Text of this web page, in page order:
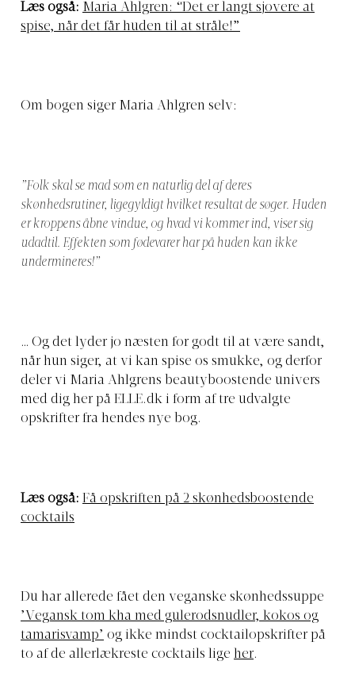
Læs også: Maria Ahlgren: “Det er langt sjovere at
spise, når det får huden til at stråle!”
Om bogen siger Maria Ahlgren selv:
”Folk skal se mad som en naturlig del af deres
skønhedsrutiner, ligegyldigt hvilket resultat de søger. Huden
er kroppens åbne vindue, og hvad vi kommer ind, viser sig
udadtil. Effekten som fødevarer har på huden kan ikke
undermineres!”
… Og det lyder jo næsten for godt til at være sandt,
når hun siger, at vi kan spise os smukke, og derfor
deler vi Maria Ahlgrens beautyboostende univers
med dig her på ELLE.dk i form af tre udvalgte
opskrifter fra hendes nye bog.
Læs også: Få opskriften på 2 skønhedsboostende
cocktails
Du har allerede fået den veganske skønhedssuppe
’Vegansk tom kha med gulerodsnudler, kokos og
tamarisvamp’ og ikke mindst cocktailopskrifter på
to af de allerlækreste cocktails lige her.